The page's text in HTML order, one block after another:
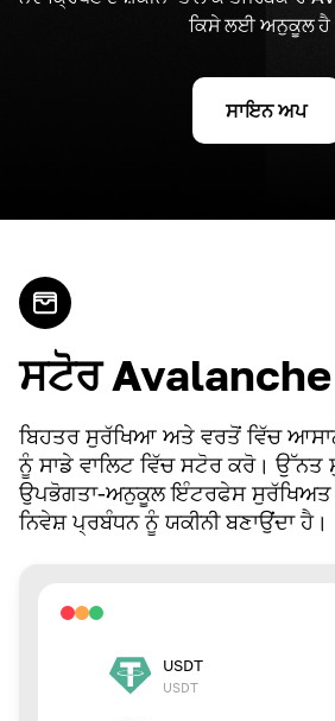
ਕਿਸੇ ਲਈ ਅਨੁਕੂਲ
ਸਾਇਨ ਅਪ
ਸਟੋਰ Avalanche
ਬਿਹਤਰ ਸੁਰੱਖਿਆ ਅਤੇ ਵਰਤੋਂ ਵਿੱਚ
ਨੂੰ ਸਾਡੇ ਵਾਲਿਟ ਵਿੱਚ ਸਟੋਰ ਕਰੋ।
ਉਪਭੋਗਤਾ-ਅਨੁਕੂਲ ਇੰਟਰਫੇਸ ਸੁਰੱਖਿਅਤ
ਨਿਵੇਸ਼ ਪ੍ਰਬੰਧਨ ਨੂੰ ਯਕੀਨੀ ਬਣਾਉਂਦਾ ਹੈ।
USDT
USDT